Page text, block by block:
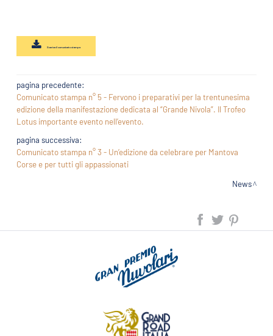
Scarica il comunicato stampa
pagina precedente:
Comunicato stampa n° 5 - Fervono i preparativi per la trentunesima
edizione della manifestazione dedicata al “Grande Nivola”. Il Trofeo
Lotus importante evento nell’evento.
pagina successiva:
Comunicato stampa n° 3 - Un’edizione da celebrare per Mantova
Corse e per tutti gli appassionati
News